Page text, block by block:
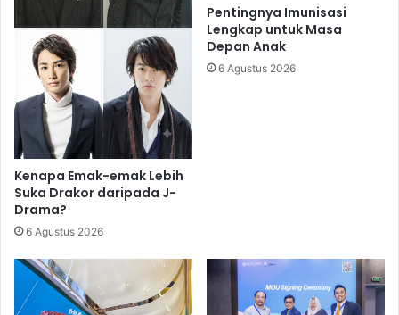
Kenapa Emak-emak Lebih
Suka Drakor daripada J-
Drama?
6 Agustus 2026
Pentingnya Imunisasi
Lengkap untuk Masa
Depan Anak
6 Agustus 2026